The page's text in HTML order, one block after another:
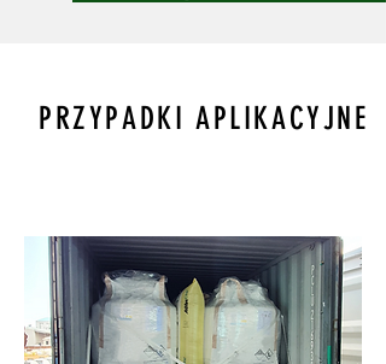
PRZYPADKI APLIKACYJNE